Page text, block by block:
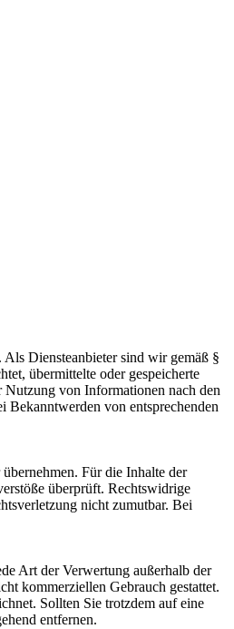
Diensteanbieter sind wir gemäß §
übermittelte oder gespeicherte
von Informationen nach den
von entsprechenden
Für die Inhalte der
überprüft. Rechtswidrige
nicht zumutbar. Bei
Art der Verwertung außerhalb der
kommerziellen Gebrauch gestattet.
Sollten Sie trotzdem auf eine
entfernen.